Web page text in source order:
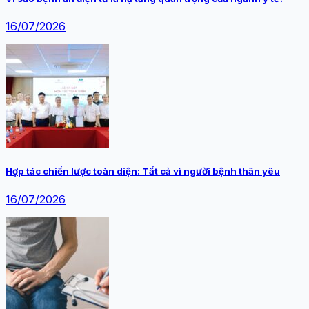
16/07/2026
Hợp tác chiến lược toàn diện: Tất cả vì người bệnh thân yêu
16/07/2026